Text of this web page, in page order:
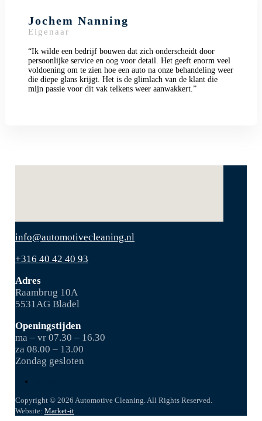
Jochem Nanning
Eigenaar
“Ik wilde een bedrijf bouwen dat zich onderscheidt door
persoonlijke service en oog voor detail. Het geeft enorm veel
voldoening om te zien hoe een auto na onze behandeling weer
die diepe glans krijgt. Het is de glimlach van de klant die
mijn passie voor dit vak telkens weer aanwakkert.”
info@automotivecleaning.nl
+316 40 42 40 93
Adres
Raambrug 10A
5531AG Bladel
Openingstijden
ma – vr 07.30 – 16.30
za 08.00 – 13.00
Zondag gesloten
Copyright © 2026 Automotive Cleaning. All Rights Reserved.
Website: Market-it